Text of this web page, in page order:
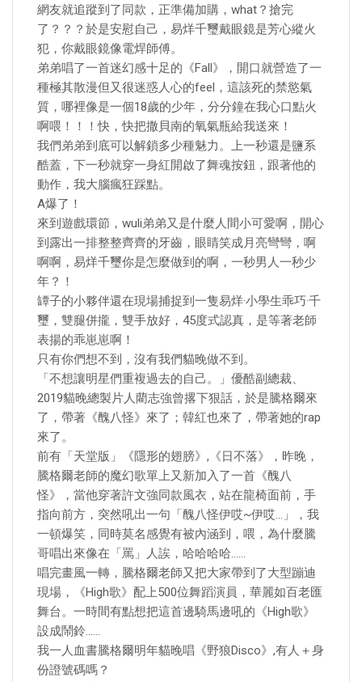
網友就追蹤到了同款，正準備加購，what？搶完
了？？？於是安慰自己，易烊千璽戴眼鏡是芳心縱火
犯，你戴眼鏡像電焊師傅。
弟弟唱了一首迷幻感十足的《Fall》，開口就營造了一
種極其散漫但又很迷惑人心的feel，這該死的禁慾氣
質，哪裡像是一個18歲的少年，分分鐘在我心口點火
啊喂！！！快，快把撒貝南的氧氣瓶給我送來！
我們弟弟到底可以解鎖多少種魅力。上一秒還是鹽系
酷蓋，下一秒就穿一身紅開啟了舞魂按鈕，跟著他的
動作，我大腦瘋狂踩點。
A爆了！
來到遊戲環節，wuli弟弟又是什麼人間小可愛啊，開心
到露出一排整整齊齊的牙齒，眼睛笑成月亮彎彎，啊
啊啊，易烊千璽你是怎麼做到的啊，一秒男人一秒少
年？！
罈子的小夥伴還在現場捕捉到一隻易烊·小學生乖巧·千
璽，雙腿併攏，雙手放好，45度式認真，是等著老師
表揚的乖崽崽啊！
只有你們想不到，沒有我們貓晚做不到。
「不想讓明星們重複過去的自己。」優酷副總裁、
2019貓晚總製片人藺志強曾撂下狠話，於是騰格爾來
了，帶著《醜八怪》來了；韓紅也來了，帶著她的rap
來了。
前有「天堂版」《隱形的翅膀》,《日不落》，昨晚，
騰格爾老師的魔幻歌單上又新加入了一首《醜八
怪》，當他穿著許文強同款風衣，站在龍椅面前，手
指向前方，突然吼出一句「醜八怪伊哎~伊哎…」，我
一頓爆笑，同時莫名感覺有被內涵到，喂，為什麼騰
哥唱出來像在「罵」人誒，哈哈哈哈……
唱完畫風一轉，騰格爾老師又把大家帶到了大型蹦迪
現場，《High歌》配上500位舞蹈演員，華麗如百老匯
舞台。一時間有點想把這首邊騎馬邊吼的《High歌》
設成鬧鈴……
我一人血書騰格爾明年貓晚唱《野狼Disco》,有人＋身
份證號碼嗎？